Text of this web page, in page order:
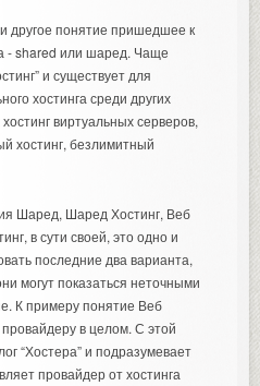
другое понятие пришедшее к
- shared или шаред. Чаще
и существует для
хостинга среди других
виртуальных серверов,
хостинг, безлимитный
Шаред, Шаред Хостинг, Веб
в сути своей, это одно и
последние два варианта,
могут показаться неточными
К примеру понятие Веб
в целом. С этой
“Хостера” и подразумевает
провайдер от хостинга